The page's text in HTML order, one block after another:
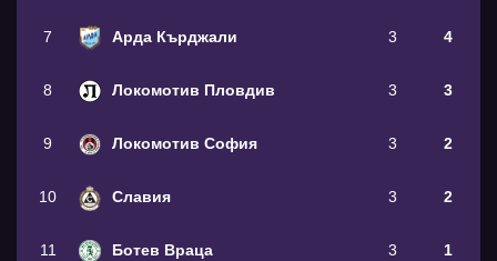
7 Арда Кърджали 3 4
8 Локомотив Пловдив 3 3
9 Локомотив София 3 2
10 Славия 3 2
11 Ботев Враца 3 1